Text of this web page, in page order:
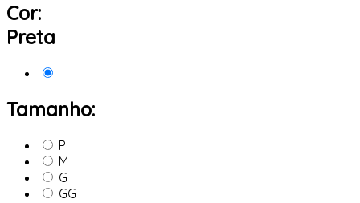
Cor:
Preta
Tamanho:
P
M
G
GG